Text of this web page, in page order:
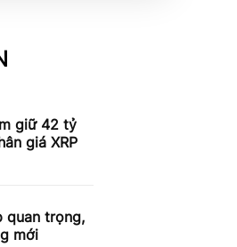
giữ 42 tỷ
giá XRP
quan trọng,
mới